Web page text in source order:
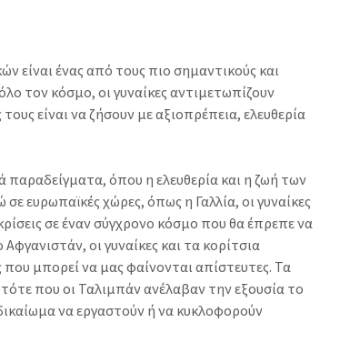
είναι ένας από τους πιο σημαντικούς και
τον κόσμο, οι γυναίκες αντιμετωπίζουν
είναι να ζήσουν με αξιοπρέπεια, ελευθερία
παραδείγματα, όπου η ελευθερία και η ζωή των
ευρωπαϊκές χώρες, όπως η Γαλλία, οι γυναίκες
σε έναν σύγχρονο κόσμο που θα έπρεπε να
οι γυναίκες και τα κορίτσια
μπορεί να μας φαίνονται απίστευτες. Τα
τότε που οι Ταλιμπάν ανέλαβαν την εξουσία το
να εργαστούν ή να κυκλοφορούν